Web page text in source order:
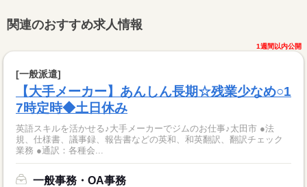
関連のおすすめ求人情報
1週間以内公開
[一般派遣]
【大手メーカー】あんしん長期☆残業少なめ○1
7時定時◆土日休み
英語スキルを活かせる♪大手メーカーでジムのお仕事♪太田市 ●法
規、仕様書、議事録、報告書などの英和、和英翻訳、翻訳チェック
業務 ●通訳：各種会...
一般事務・OA事務